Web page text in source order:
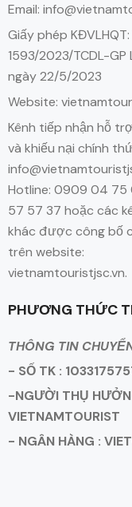
Email:
Giấy phép
1593/2023/TCDL-GP
ngày 22/5/2023
Website:
Kênh tiếp nhận hỗ
và khiếu nại chính
Hotline: 0909 04
57 57 37 hoặc các
khác được công bố
trên website:
vietnamtouristjsc.vn.
PHƯƠNG THỨC
THÔNG TIN
- SỐ TK :
-NGƯỜI THỤ
VIETNAMTOURIST
- NGÂN HÀNG :